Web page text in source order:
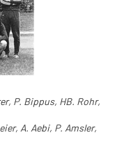
P. Bippus, HB. Rohr,
A. Aebi, P. Amsler,